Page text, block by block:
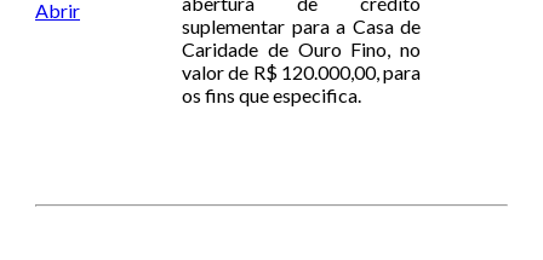
Abrir
suplementar para a Casa de
Caridade de Ouro Fino, no
valor de R$ 120.000,00, para
os fins que especifica.